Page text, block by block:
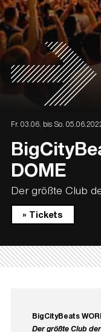
Fr. 03.06. bis So.
DOME
Der größte Club
» Tickets
BigCityBeats
Der größte Club